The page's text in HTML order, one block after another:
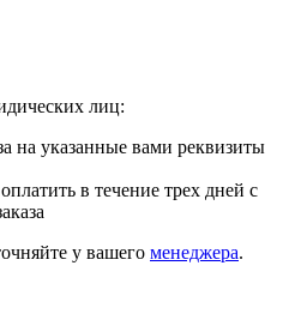
лиц:
на указанные вами реквизиты
в течение трех дней с
у вашего менеджера.